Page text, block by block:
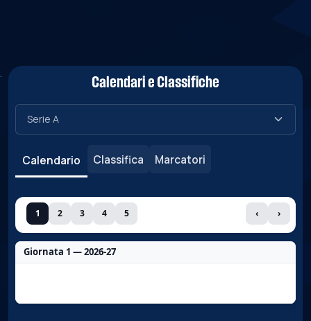
Calendari e Classifiche
Calendario Classifica Marcatori
1 2 3 4 5 ‹ ›
Giornata 1 — 2026-27